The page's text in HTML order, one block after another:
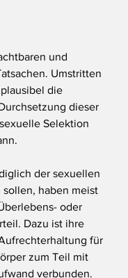
und
Umstritten
die
dieser
Selektion
der sexuellen
haben meist
oder
Dazu ist ihre
für
zum Teil mit
verbunden.